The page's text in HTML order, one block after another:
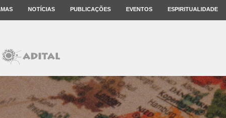
NOTÍCIAS PUBLICAÇÕES EVENTOS ESPIRITUALIDADE